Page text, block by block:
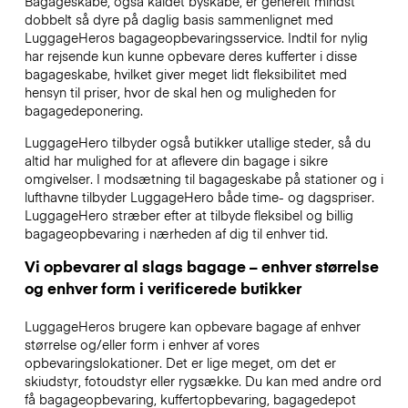
dobbelt så dyre på daglig basis sammenlignet med
LuggageHeros bagageopbevaringsservice. Indtil for nylig
har rejsende kun kunne opbevare deres kufferter i disse
bagageskabe, hvilket giver meget lidt fleksibilitet med
hensyn til priser, hvor de skal hen og muligheden for
bagagedeponering.
LuggageHero tilbyder også butikker utallige steder, så du
altid har mulighed for at aflevere din bagage i sikre
omgivelser. I modsætning til bagageskabe på stationer og i
lufthavne tilbyder LuggageHero både time- og dagspriser.
LuggageHero stræber efter at tilbyde fleksibel og billig
bagageopbevaring i nærheden af dig til enhver tid.
Vi opbevarer al slags bagage – enhver størrelse
og enhver form i verificerede butikker
LuggageHeros brugere kan opbevare bagage af enhver
størrelse og/eller form i enhver af vores
opbevaringslokationer. Det er lige meget, om det er
skiudstyr, fotoudstyr eller rygsække. Du kan med andre ord
få bagageopbevaring, kuffertopbevaring, bagagedepot